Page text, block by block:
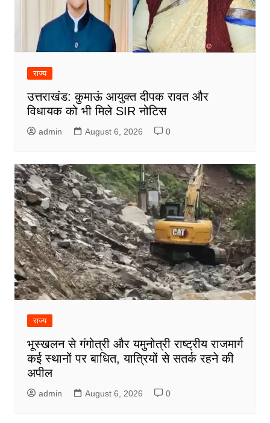
राज्य
उत्तराखंड: कुमाऊं आयुक्त दीपक रावत और
विधायक को भी मिले SIR नोटिस
admin August 6, 2026 0
राज्य
भूस्खलन से गंगोत्री और यमुनोत्री राष्ट्रीय राजमार्ग
कई स्थानों पर बाधित, यात्रियों से सतर्क रहने की
अपील
admin August 6, 2026 0